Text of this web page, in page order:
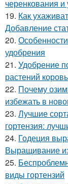
черенкования
19. Как
Добавление
20.
удобрения
21. Удобрение
растений
22. Почему
избежать в
23. Лучшие
гортензия:
24. Годеция
Выращивание
25.
виды гортензий